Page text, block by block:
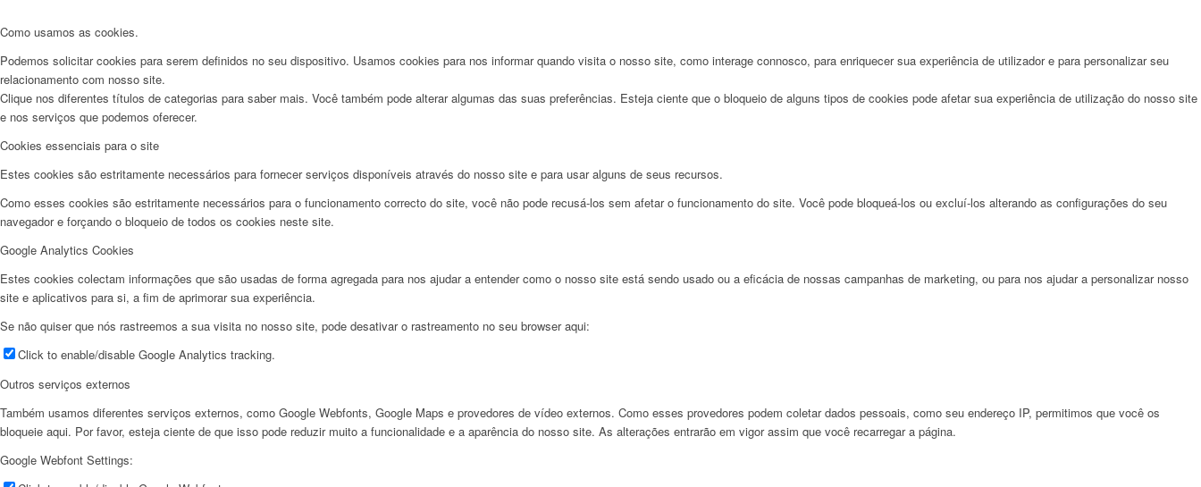
Como usamos as cookies.
Podemos solicitar cookies para serem definidos no seu dispositivo. Usamos cookies para nos informar quando visita o nosso site, como interage connosco, para enriquecer sua experiência de utilizador e para personalizar seu
relacionamento com nosso site.
Clique nos diferentes títulos de categorias para saber mais. Você também pode alterar algumas das suas preferências. Esteja ciente que o bloqueio de alguns tipos de cookies pode afetar sua experiência de utilização do nosso site
e nos serviços que podemos oferecer.
Cookies essenciais para o site
Estes cookies são estritamente necessários para fornecer serviços disponíveis através do nosso site e para usar alguns de seus recursos.
Como esses cookies são estritamente necessários para o funcionamento correcto do site, você não pode recusá-los sem afetar o funcionamento do site. Você pode bloqueá-los ou excluí-los alterando as configurações do seu
navegador e forçando o bloqueio de todos os cookies neste site.
Google Analytics Cookies
Estes cookies colectam informações que são usadas de forma agregada para nos ajudar a entender como o nosso site está sendo usado ou a eficácia de nossas campanhas de marketing, ou para nos ajudar a personalizar nosso
site e aplicativos para si, a fim de aprimorar sua experiência.
Se não quiser que nós rastreemos a sua visita no nosso site, pode desativar o rastreamento no seu browser aqui:
Click to enable/disable Google Analytics tracking.
Outros serviços externos
Também usamos diferentes serviços externos, como Google Webfonts, Google Maps e provedores de vídeo externos. Como esses provedores podem coletar dados pessoais, como seu endereço IP, permitimos que você os
bloqueie aqui. Por favor, esteja ciente de que isso pode reduzir muito a funcionalidade e a aparência do nosso site. As alterações entrarão em vigor assim que você recarregar a página.
Google Webfont Settings: